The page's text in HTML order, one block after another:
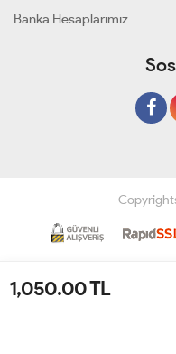
1,050.00TL
Banka Hesaplarımız
Geliştir -